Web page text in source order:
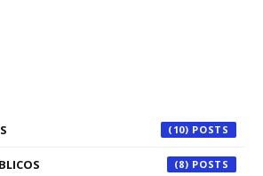
(10)
(8)